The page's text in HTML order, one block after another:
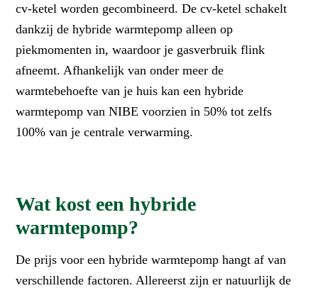
cv-ketel worden gecombineerd. De cv-ketel schakelt
dankzij de hybride warmtepomp alleen op
piekmomenten in, waardoor je gasverbruik flink
afneemt. Afhankelijk van onder meer de
warmtebehoefte van je huis kan een hybride
warmtepomp van NIBE voorzien in 50% tot zelfs
100% van je centrale verwarming.
Wat kost een hybride
warmtepomp?
De prijs voor een hybride warmtepomp hangt af van
verschillende factoren. Allereerst zijn er natuurlijk de